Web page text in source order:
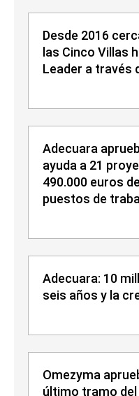
Desde 2016
las Cinco Villas
Leader a través
Adecuara
ayuda a 21
490.000 euros
puestos de
Adecuara: 10
seis años y la
Omezyma
último tramo